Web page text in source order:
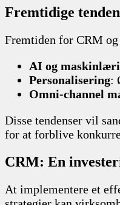
Fremtidige
Fremtiden for CRM og
AI og
Personalisering:
Omni-channel
Disse tendenser vil
for at forblive
CRM: En
At implementere et